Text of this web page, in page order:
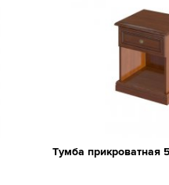
Тумба прикроватная